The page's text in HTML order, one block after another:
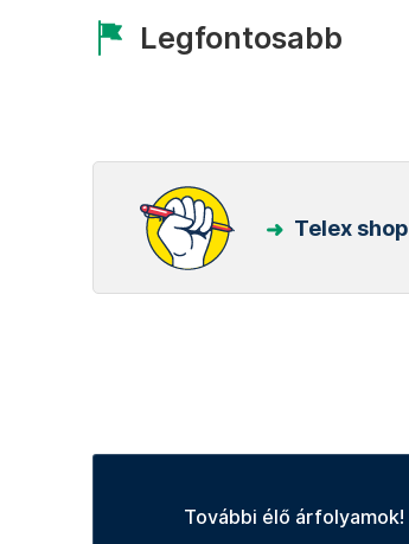
Legfontosabb
Telex shop
További élő árfolyamok!